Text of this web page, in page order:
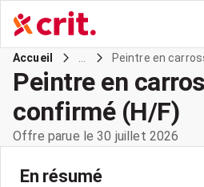
Accueil Peintre en
Peintre en
confirmé (H/F)
Offre parue le 30 juillet 2026
En résumé